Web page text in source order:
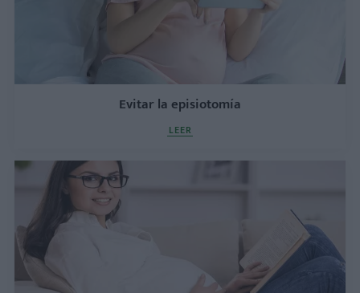
Evitar la episiotomía
LEER